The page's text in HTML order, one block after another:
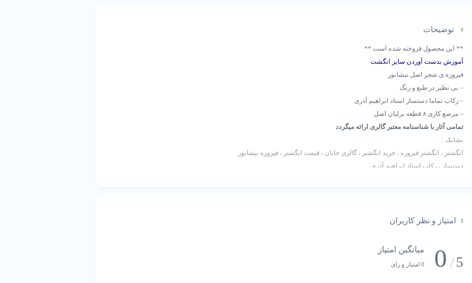
توضیحات
** این محصول فروخته شده است **
آموزش بدست آوردن سایز انگشت
فیروزه ی شجر اصل نیشابور
– بی نظیر در طبع و رنگ
– رکاب تماما دستساز استاد ابراهیم آذری
– مرصع کاری ۸ قطعه برلیان اصل
تمامی آثار با شناسنامه معتبر گالری ارائه میگردد
نشانک :
انگشتر ، انگشتر فیروزه ، خرید انگشتر ، گالری جانان ، قیمت انگشتر ، فیروزه نیشابور
دستساز ، رکاب استاد ابراهیم آذری
امتیاز و نظر کاربران
5
/
0 میانگین امتیاز
0 امتیاز و رای